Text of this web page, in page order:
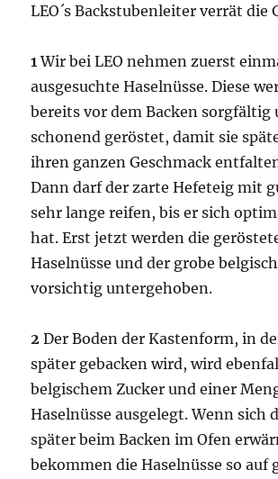
LEO´s Backstubenleiter verrät die
1 Wir bei LEO nehmen zuerst
ausgesuchte Haselnüsse. Diese
bereits vor dem Backen sorgfältig
schonend geröstet, damit sie
ihren ganzen Geschmack
Dann darf der zarte Hefeteig mit
sehr lange reifen, bis er sich
hat. Erst jetzt werden die
Haselnüsse und der grobe
vorsichtig untergehoben.
2 Der Boden der Kastenform, in
später gebacken wird, wird
belgischem Zucker und einer
Haselnüsse ausgelegt. Wenn sich
später beim Backen im Ofen
bekommen die Haselnüsse so auf